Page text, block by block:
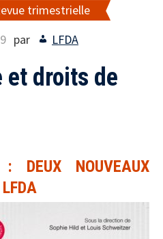
trimestrielle
par LFDA
et droits de
DEUX NOUVEAUX